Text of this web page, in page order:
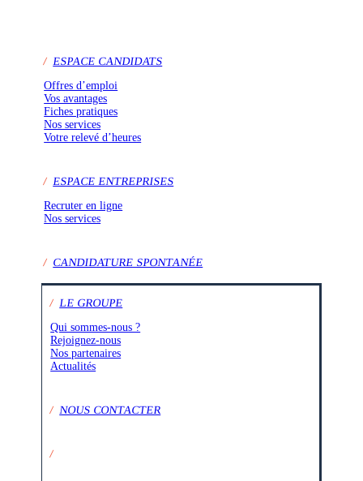
/ ESPACE CANDIDATS
Offres d’emploi
Vos avantages
Fiches pratiques
Nos services
Votre relevé d’heures
/ ESPACE ENTREPRISES
Recruter en ligne
Nos services
/ CANDIDATURE SPONTANÉE
/ LE GROUPE
Qui sommes-nous ?
Rejoignez-nous
Nos partenaires
Actualités
/NOUS CONTACTER
/